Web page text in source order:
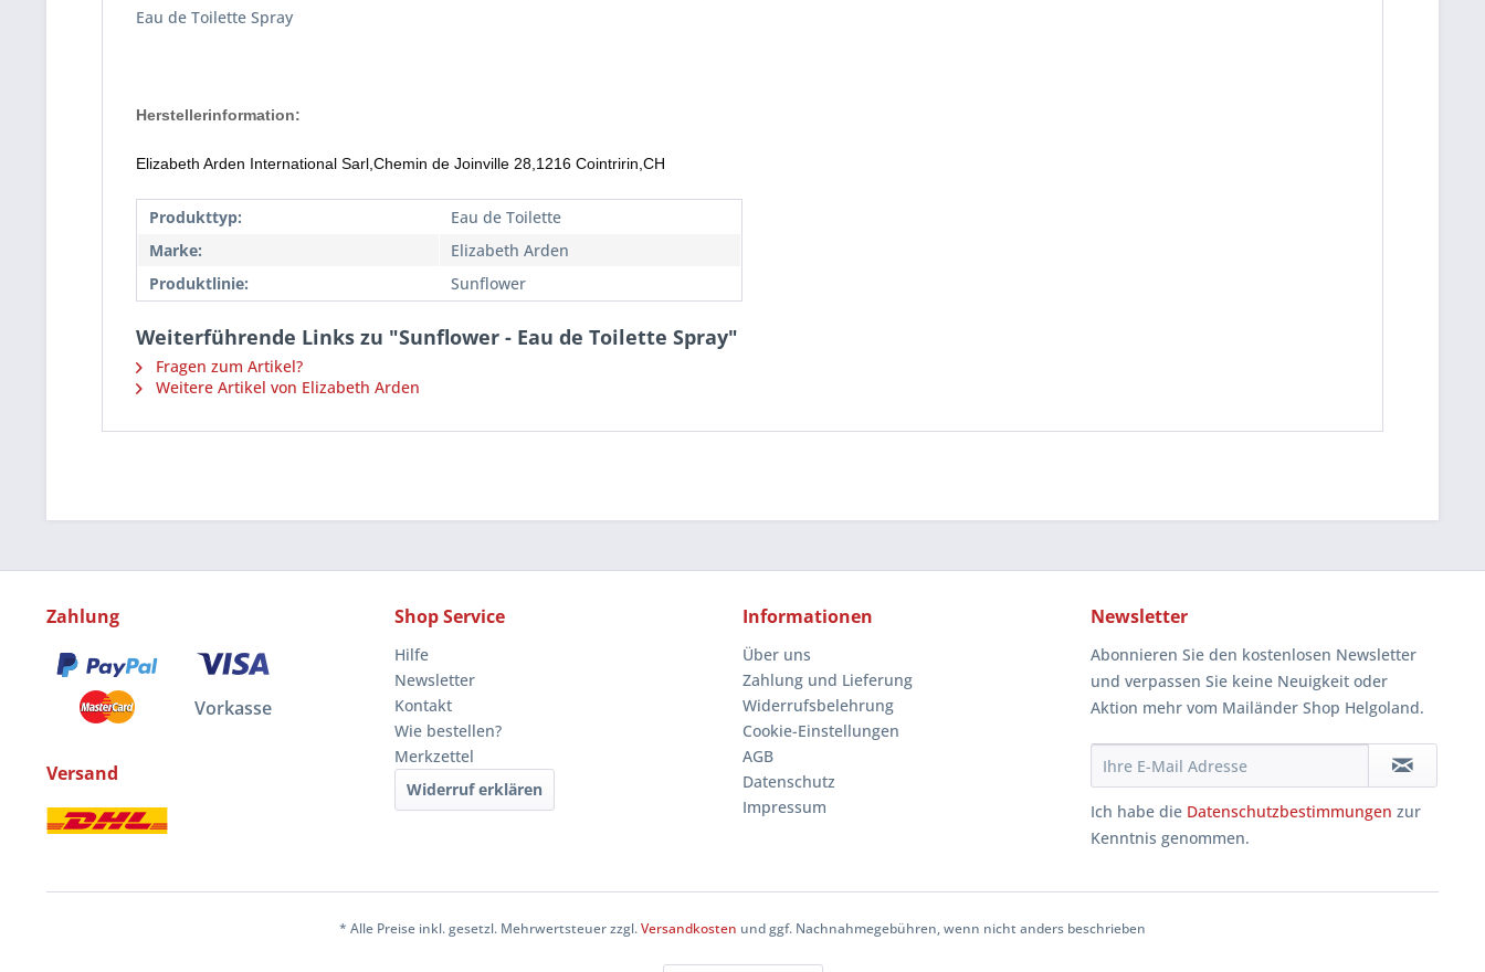
Eau de Toilette Spray
Herstellerinformation:
Elizabeth Arden International Sarl,Chemin de Joinville 28,1216 Cointririn,CH
Produkttyp:
Eau de Toilette
Marke:
Elizabeth Arden
Produktlinie:
Sunflower
Weiterführende Links zu "Sunflower - Eau de Toilette Spray"
Fragen zum Artikel?
Weitere Artikel von Elizabeth Arden
Zahlung
Vorkasse
Versand
Shop Service
Hilfe
Newsletter
Kontakt
Wie bestellen?
Merkzettel
Widerruf erklären
Informationen
Über uns
Zahlung und Lieferung
Widerrufsbelehrung
Cookie-Einstellungen
AGB
Datenschutz
Impressum
Newsletter
Abonnieren Sie den kostenlosen Newsletter
und verpassen Sie keine Neuigkeit oder
Aktion mehr vom Mailänder Shop Helgoland.
Ich habe die Datenschutzbestimmungen zur
Kenntnis genommen.
* Alle Preise inkl. gesetzl. Mehrwertsteuer zzgl.Versandkosten und ggf. Nachnahmegebühren, wenn nicht anders beschrieben